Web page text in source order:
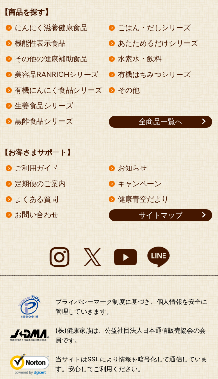
【商品を探す】
にんにく滋養健康食品
ごはん・だしシリーズ
機能性表示食品
あたためるだけシリーズ
その他の健康補助食品
水素水・飲料
美容品RANRICHシリーズ
有機はちみつシリーズ
有機にんにく食品シリーズ
その他
生姜食品シリーズ
黒酢食品シリーズ
全商品一覧へ
【お客さまサポート】
ご利用ガイド
お知らせ
定期便のご案内
キャンペーン
よくある質問
健康青空だより
お問い合わせ
サイトマップ
プライバシーマーク制度に基づき、個人情報を安全に
管理していきます。
(株)健康家族は、公益社団法人日本通信販売協会の会
員です。
当サイトはSSLにより情報を暗号化して通信していま
す。安心してご利用ください。